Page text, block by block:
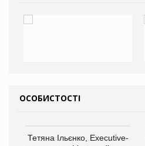
ОСОБИСТОСТІ
Тетяна Ільєнко, Executive-